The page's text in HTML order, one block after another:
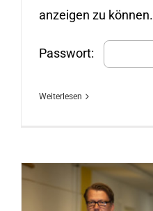
anzeigen zu können.
Passwort:
Weiterlesen